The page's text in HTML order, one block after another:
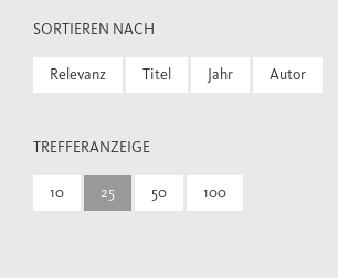
SORTIEREN NACH
Relevanz Titel Jahr Autor
TREFFERANZEIGE
10 25 50 100